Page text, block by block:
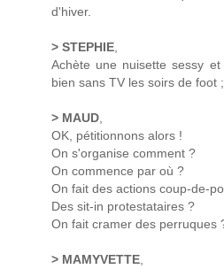
d'hiver.
> STEPHIE,
Achète une nuisette sessy
bien sans TV les soirs de foot
> MAUD,
OK, pétitionnons alors !
On s'organise comment ?
On commence par où ?
On fait des actions coup-de-
Des sit-in protestataires ?
On fait cramer des perruques
> MAMYVETTE,